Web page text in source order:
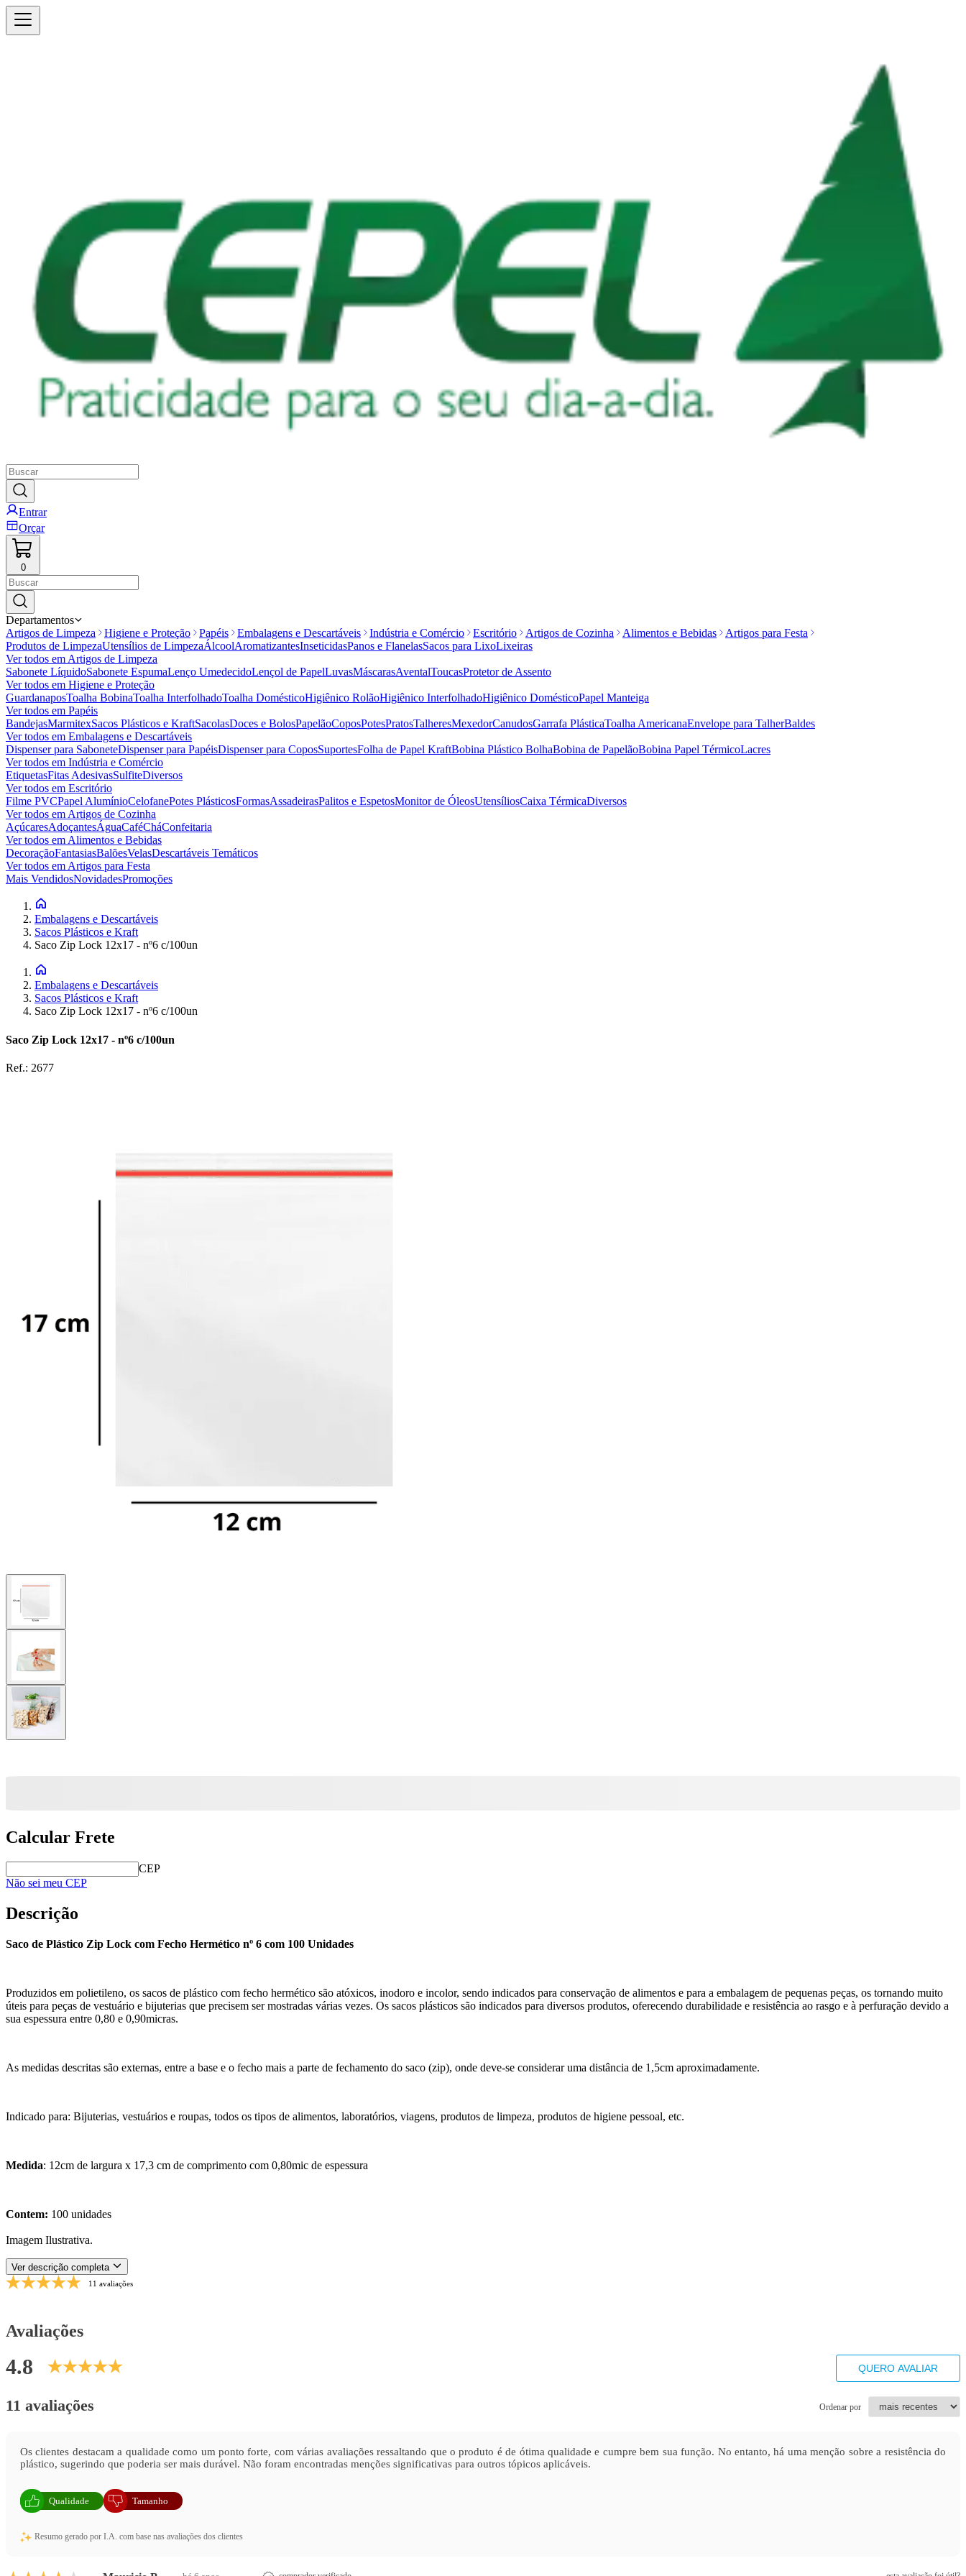
Entrar
Orçar
0
Departamentos
Artigos de Limpeza
Higiene e Proteção Papéis Embalagens e Descartáveis Indústria e Comércio Escritório Artigos de Cozinha Alimentos e Bebidas
Artigos para Festa
Produtos de LimpezaUtensílios de LimpezaÁlcoolAromatizantesInseticidasPanos e FlanelasSacos para LixoLixeiras
Ver todos emArtigos de Limpeza
Sabonete LíquidoSabonete EspumaLenço UmedecidoLençol de PapelLuvasMáscarasAventalToucasProtetor de Assento
Ver todos em Higiene e Proteção
GuardanaposToalha BobinaToalha InterfolhadoToalha DomésticoHigiênico RolãoHigiênico InterfolhadoHigiênico DomésticoPapel Manteiga
Ver todos em Papéis
BandejasMarmitexSacos Plásticos e KraftSacolasDoces e BolosPapelãoCoposPotesPratosTalheresMexedorCanudosGarrafa PlásticaToalha AmericanaEnvelope para TalherBaldes
Ver todos em Embalagens e Descartáveis
Dispenser para SaboneteDispenser para PapéisDispenser para CoposSuportesFolha de Papel KraftBobina Plástico BolhaBobina de PapelãoBobina Papel TérmicoLacres
Ver todos em Indústria e Comércio
EtiquetasFitas AdesivasSulfiteDiversos
Ver todos em Escritório
Filme PVCPapel AlumínioCelofanePotes PlásticosFormasAssadeirasPalitos e EspetosMonitor de ÓleosUtensíliosCaixa TérmicaDiversos
Ver todos emArtigos de Cozinha
AçúcaresAdoçantesÁguaCaféCháConfeitaria
Ver todos emAlimentos e Bebidas
DecoraçãoFantasiasBalõesVelasDescartáveis Temáticos
Ver todos emArtigos para Festa
Mais VendidosNovidadesPromoções
Embalagens e Descartáveis
Sacos Plásticos e Kraft
Saco Zip Lock 12x17 - nº6 c/100un
Embalagens e Descartáveis
Sacos Plásticos e Kraft
Saco Zip Lock 12x17 - nº6 c/100un
Saco Zip Lock 12x17 - nº6 c/100un
Ref.: 2677
Calcular Frete
CEP
Não sei meu CEP
Descrição
Saco de Plástico Zip Lock com Fecho Hermético nº 6 com 100 Unidades
Produzidos em polietileno, os sacos de plástico com fecho hermético são atóxicos, inodoro e incolor, sendo indicados para conservação de alimentos e para a embalagem de pequenas peças, os tornando muito
úteis para peças de vestuário e bijuterias que precisem ser mostradas várias vezes. Os sacos plásticos são indicados para diversos produtos, oferecendo durabilidade e resistência ao rasgo e à perfuração devido a
sua espessura entre 0,80 e 0,90micras.
As medidas descritas são externas, entre a base e o fecho mais a parte de fechamento do saco (zip), onde deve-se considerar uma distância de 1,5cm aproximadamente.
Indicado para: Bijuterias, vestuários e roupas, todos os tipos de alimentos, laboratórios, viagens, produtos de limpeza, produtos de higiene pessoal, etc.
Medida: 12cm de largura x 17,3 cm de comprimento com 0,80mic de espessura
Contem: 100 unidades
Imagem Ilustrativa.
Ver descrição completa
11 avaliações
Avaliações
4.8 QUERO AVALIAR
11 avaliações Ordenar por
Os clientes destacam a qualidade como um ponto forte, com várias avaliações ressaltando que o produto é de ótima qualidade e cumpre bem sua função. No entanto, há uma menção sobre a resistência do
plástico, sugerindo que poderia ser mais durável. Não foram encontradas menções significativas para outros tópicos aplicáveis.
Qualidade Tamanho
Resumo gerado por I.A. com base nas avaliações dos clientes